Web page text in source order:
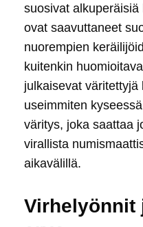
suosivat
ovat saavuttaneet
nuorempien
kuitenkin
julkaisevat väritettyjä
useimmiten
väritys, joka saattaa
virallista
aikavälillä.
Virhelyönnit